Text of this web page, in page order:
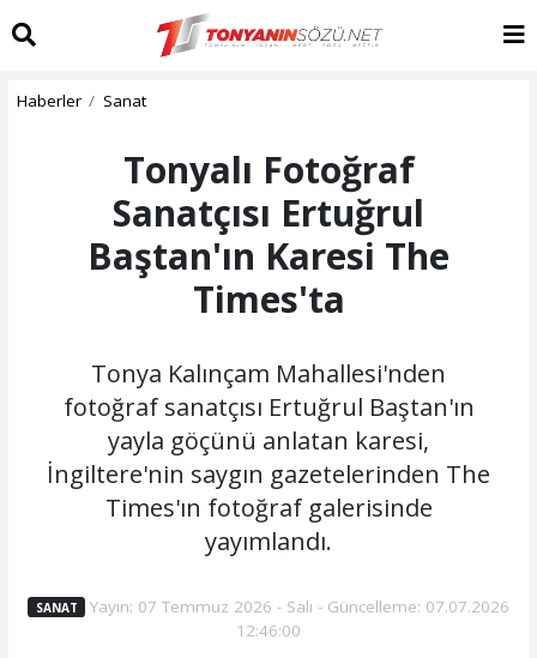
Haberler Sanat
Tonyalı Fotoğraf
Sanatçısı Ertuğrul
Baştan'ın Karesi The
Times'ta
Tonya Kalınçam Mahallesi'nden
fotoğraf sanatçısı Ertuğrul Baştan'ın
yayla göçünü anlatan karesi,
İngiltere'nin saygın gazetelerinden The
Times'ın fotoğraf galerisinde
yayımlandı.
SANAT
Yayın: 07 Temmuz 2026 - Salı - Güncelleme: 07.07.2026
12:46:00